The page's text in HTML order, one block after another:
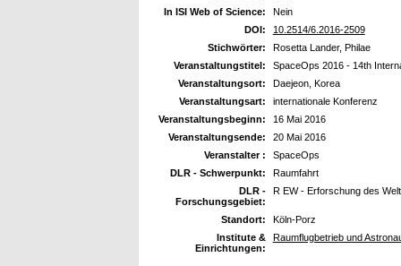
In ISI Web of Science:
Nein
DOI:
10.2514/6.2016-2509
Stichwörter:
Rosetta Lander, Philae
Veranstaltungstitel:
SpaceOps 2016 - 14th
Veranstaltungsort:
Daejeon, Korea
Veranstaltungsart:
internationale Konferenz
Veranstaltungsbeginn:
16 Mai 2016
Veranstaltungsende:
20 Mai 2016
Veranstalter :
SpaceOps
DLR - Schwerpunkt:
Raumfahrt
DLR -
Forschungsgebiet:
R EW - Erforschung des
Standort:
Köln-Porz
Institute &
Einrichtungen:
Raumflugbetrieb und